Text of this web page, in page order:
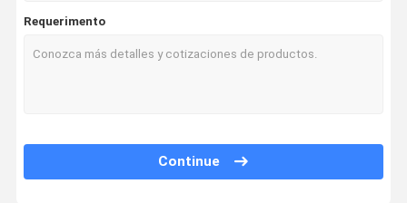
Óculos de proteção de segurança do laser
Lente reflexiva de 0 graus
Requerimento
Continue